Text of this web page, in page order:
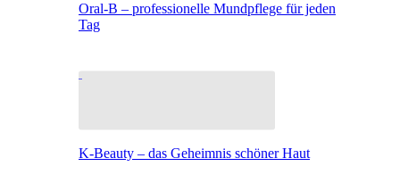
Oral-B – professionelle Mundpflege für jeden
Tag
K-Beauty – das Geheimnis schöner Haut